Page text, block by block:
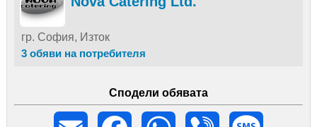
гр. София, Изток
3 обяви на потребителя
Сподели обявата
Email
Facebook WhatsApp Viber